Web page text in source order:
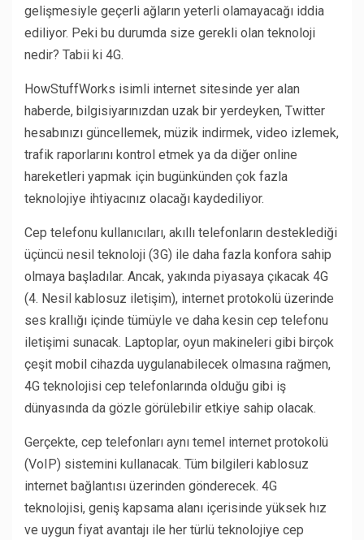
gelişmesiyle geçerli ağların yeterli olamayacağı iddia
ediliyor. Peki bu durumda size gerekli olan teknoloji
nedir? Tabii ki 4G.
HowStuffWorks isimli internet sitesinde yer alan
haberde, bilgisiyarınızdan uzak bir yerdeyken, Twitter
hesabınızı güncellemek, müzik indirmek, video izlemek,
trafik raporlarını kontrol etmek ya da diğer online
hareketleri yapmak için bugünkünden çok fazla
teknolojiye ihtiyacınız olacağı kaydediliyor.
Cep telefonu kullanıcıları, akıllı telefonların desteklediği
üçüncü nesil teknoloji (3G) ile daha fazla konfora sahip
olmaya başladılar. Ancak, yakında piyasaya çıkacak 4G
(4. Nesil kablosuz iletişim), internet protokolü üzerinde
ses krallığı içinde tümüyle ve daha kesin cep telefonu
iletişimi sunacak. Laptoplar, oyun makineleri gibi birçok
çeşit mobil cihazda uygulanabilecek olmasına rağmen,
4G teknolojisi cep telefonlarında olduğu gibi iş
dünyasında da gözle görülebilir etkiye sahip olacak.
Gerçekte, cep telefonları aynı temel internet protokolü
(VoIP) sistemini kullanacak. Tüm bilgileri kablosuz
internet bağlantısı üzerinden gönderecek. 4G
teknolojisi, geniş kapsama alanı içerisinde yüksek hız
ve uygun fiyat avantajı ile her türlü teknolojiye cep